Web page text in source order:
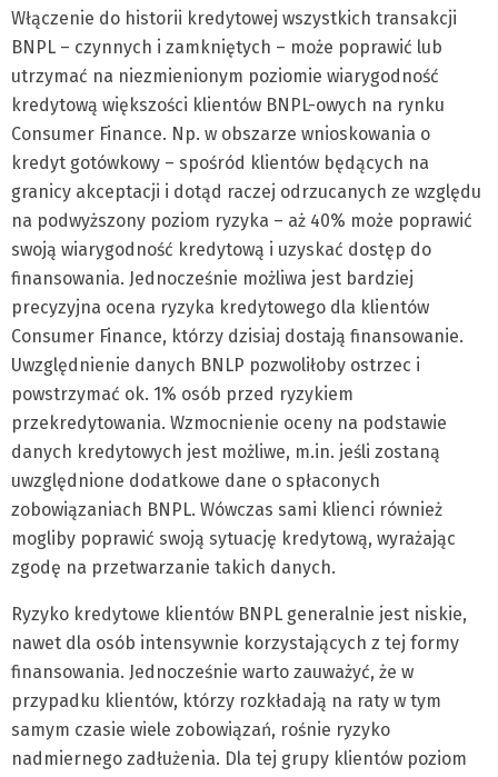
Włączenie do historii kredytowej wszystkich transakcji
BNPL – czynnych i zamkniętych – może poprawić lub
utrzymać na niezmienionym poziomie wiarygodność
kredytową większości klientów BNPL-owych na rynku
Consumer Finance. Np. w obszarze wnioskowania o
kredyt gotówkowy – spośród klientów będących na
granicy akceptacji i dotąd raczej odrzucanych ze względu
na podwyższony poziom ryzyka – aż 40% może poprawić
swoją wiarygodność kredytową i uzyskać dostęp do
finansowania. Jednocześnie możliwa jest bardziej
precyzyjna ocena ryzyka kredytowego dla klientów
Consumer Finance, którzy dzisiaj dostają finansowanie.
Uwzględnienie danych BNLP pozwoliłoby ostrzec i
powstrzymać ok. 1% osób przed ryzykiem
przekredytowania. Wzmocnienie oceny na podstawie
danych kredytowych jest możliwe, m.in. jeśli zostaną
uwzględnione dodatkowe dane o spłaconych
zobowiązaniach BNPL. Wówczas sami klienci również
mogliby poprawić swoją sytuację kredytową, wyrażając
zgodę na przetwarzanie takich danych.
Ryzyko kredytowe klientów BNPL generalnie jest niskie,
nawet dla osób intensywnie korzystających z tej formy
finansowania. Jednocześnie warto zauważyć, że w
przypadku klientów, którzy rozkładają na raty w tym
samym czasie wiele zobowiązań, rośnie ryzyko
nadmiernego zadłużenia. Dla tej grupy klientów poziom